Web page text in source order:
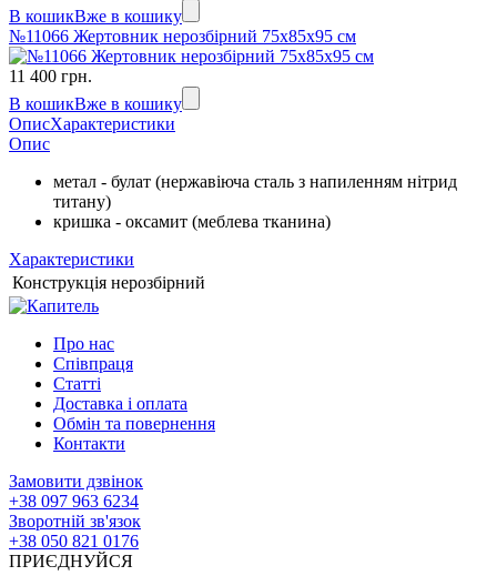
В кошикВже в кошику
№11066 Жертовник нерозбірний 75х85х95 см
11 400 грн.
В кошикВже в кошику
ОписХарактеристики
Опис
метал - булат (нержавіюча сталь з напиленням нітрид
титану)
кришка - оксамит (меблева тканина)
Характеристики
Конструкція нерозбірний
Про нас
Співпраця
Статті
Доставка і оплата
Обмін та повернення
Контакти
Замовити дзвінок
+38 097 963 6234
Зворотній зв'язок
+38 050 821 0176
ПРИЄДНУЙСЯ